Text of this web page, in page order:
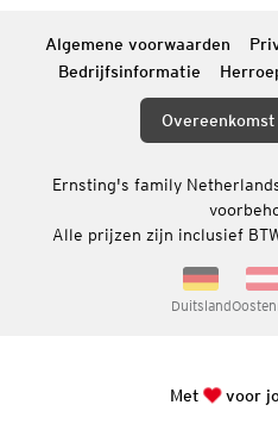
Algemene voorwaarden
Bedrijfsinformatie
Ernsting's family
Alle prijzen zijn inclusief
Duitsland
Met voor